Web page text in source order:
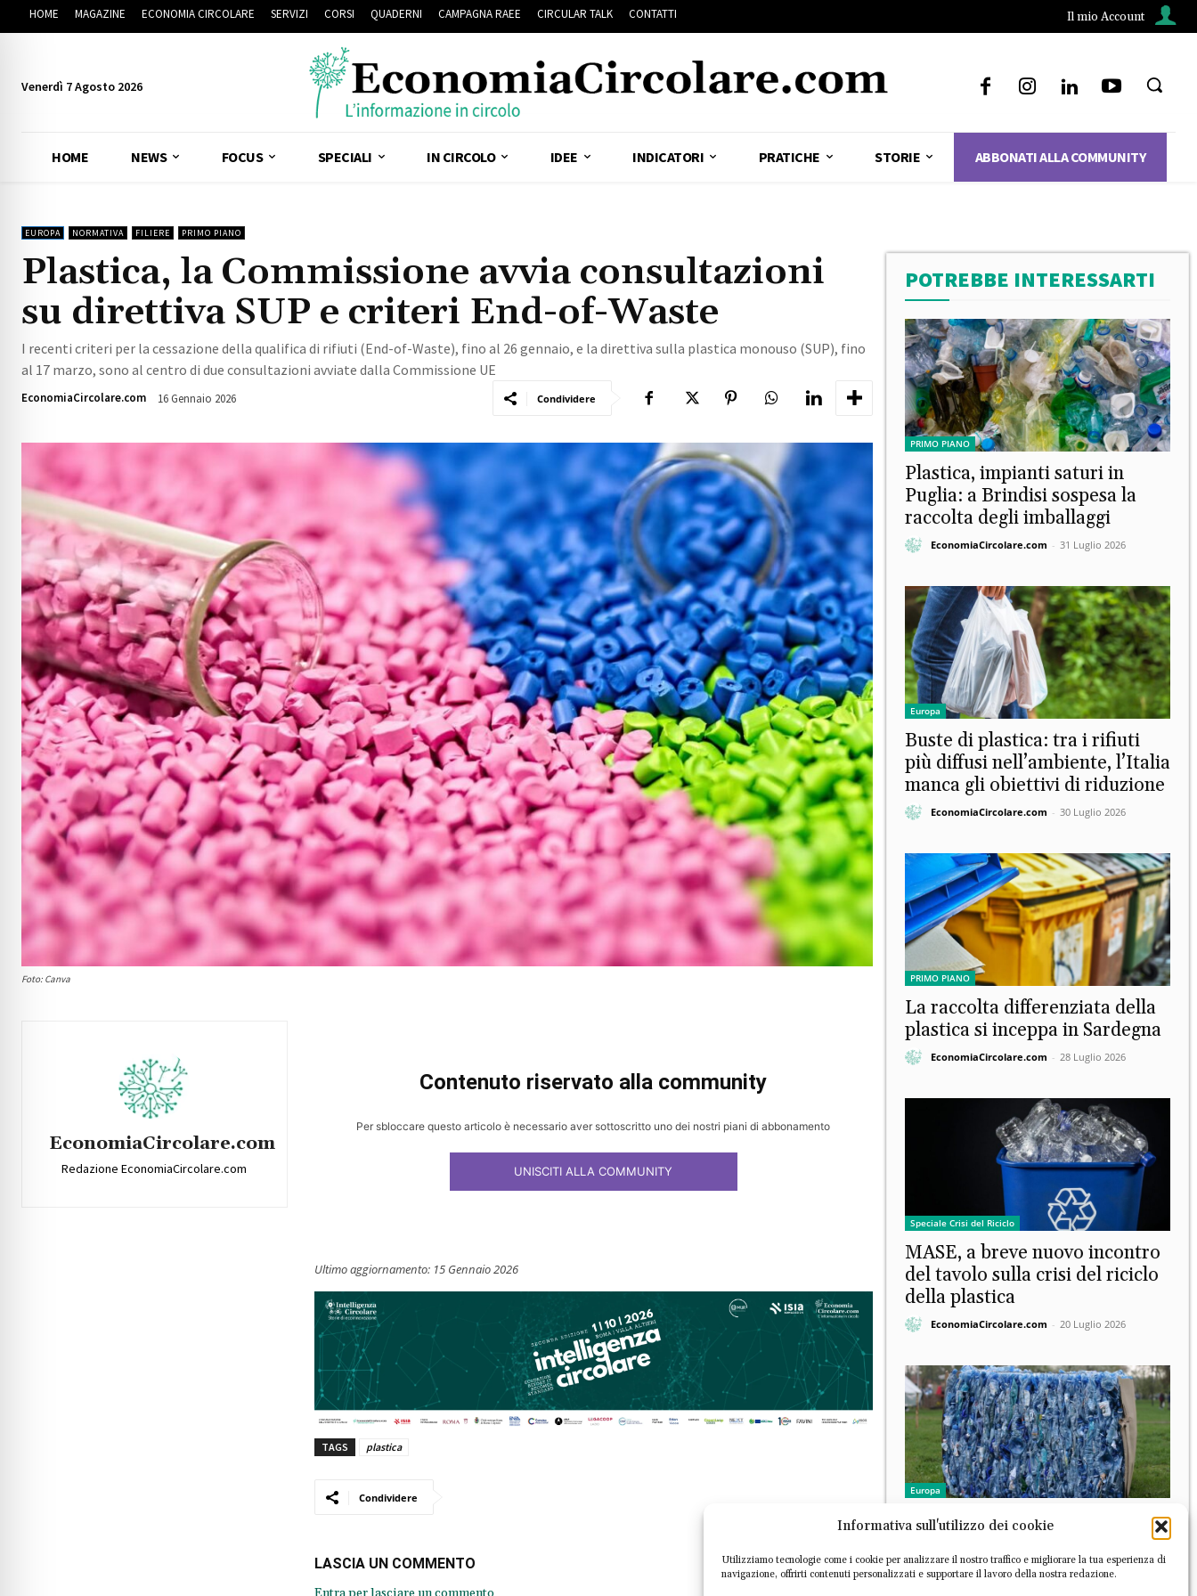
Informativa sull'utilizzo dei cookie
Utilizziamo tecnologie come i cookie per analizzare il nostro traffico e migliorare la tua esperienza di
navigazione, offrirti contenuti personalizzati e supportare il lavoro della nostra redazione.
HOME MAGAZINE ECONOMIA CIRCOLARE SERVIZI CORSI QUADERNI CAMPAGNA RAEE CIRCULAR TALK CONTATTI Il mio Account
Venerdì 7 Agosto 2026
HOME NEWS FOCUS SPECIALI IN CIRCOLO IDEE INDICATORI PRATICHE STORIE ABBONATI ALLA COMMUNITY
EUROPA NORMATIVA FILIERE PRIMO PIANO
Plastica, la Commissione avvia consultazioni
su direttiva SUP e criteri End-of-Waste
I recenti criteri per la cessazione della qualifica di rifiuti (End-of-Waste), fino al 26 gennaio, e la direttiva sulla plastica monouso (SUP), fino
al 17 marzo, sono al centro di due consultazioni avviate dalla Commissione UE
EconomiaCircolare.com 16 Gennaio 2026 Condividere
Foto: Canva
EconomiaCircolare.com
Redazione EconomiaCircolare.com
Contenuto riservato alla community
Per sbloccare questo articolo è necessario aver sottoscritto uno dei nostri piani di abbonamento
UNISCITI ALLA COMMUNITY
Ultimo aggiornamento: 15 Gennaio 2026
TAGS plastica
Condividere
LASCIA UN COMMENTO
POTREBBE INTERESSARTI
PRIMO PIANO
Plastica, impianti saturi in
Puglia: a Brindisi sospesa la
raccolta degli imballaggi
EconomiaCircolare.com - 31 Luglio 2026
Europa
Buste di plastica: tra i rifiuti
più diffusi nell’ambiente, l’Italia
manca gli obiettivi di riduzione
EconomiaCircolare.com - 30 Luglio 2026
PRIMO PIANO
La raccolta differenziata della
plastica si inceppa in Sardegna
EconomiaCircolare.com - 28 Luglio 2026
Speciale Crisi del Riciclo
MASE, a breve nuovo incontro
del tavolo sulla crisi del riciclo
della plastica
EconomiaCircolare.com - 20 Luglio 2026
Europa
Studio: anche il Regno Unito
rischia di non tenere il passo
con la raccolta differenziata